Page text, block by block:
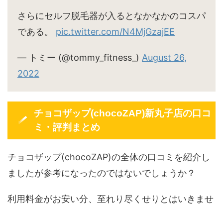
さらにセルフ脱毛器が入るとなかなかのコスパ
である。 pic.twitter.com/N4MjGzajEE
— トミー (@tommy_fitness_) August 26,
2022
チョコザップ(chocoZAP)新丸子店の口コ
ミ・評判まとめ
チョコザップ(chocoZAP)の全体の口コミを紹介し
ましたが参考になったのではないでしょうか？
利用料金がお安い分、至れり尽くせりとはいきませ